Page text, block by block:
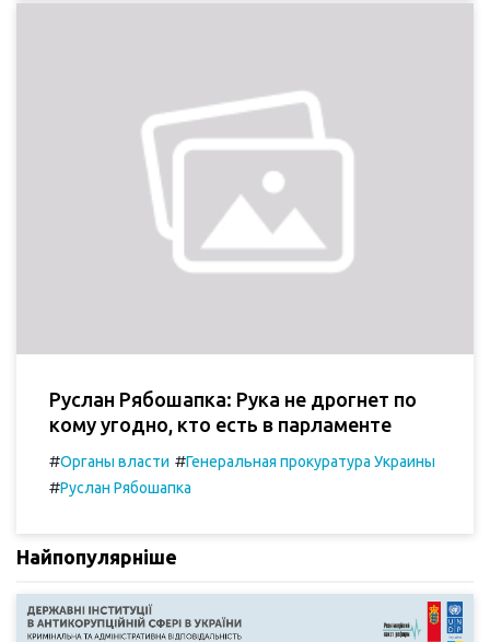
Руслан Рябошапка: Рука не дрогнет по
кому угодно, кто есть в парламенте
#Органы власти #Генеральная прокуратура Украины
#Руслан Рябошапка
Найпопулярніше